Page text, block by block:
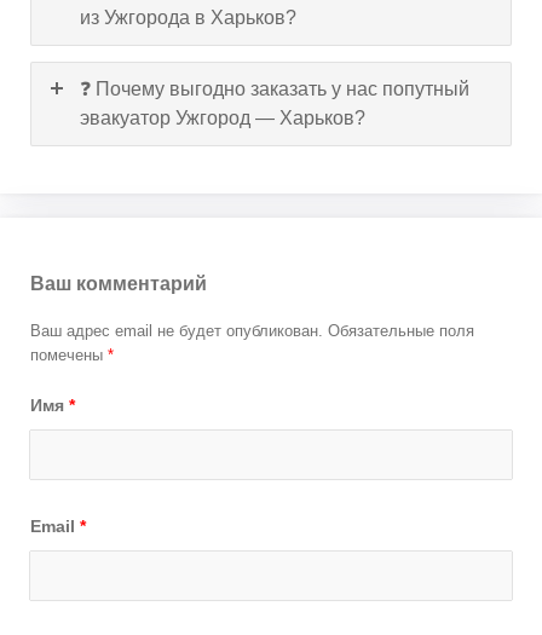
из Ужгорода в Харьков?
❓ Почему выгодно заказать у нас попутный
эвакуатор Ужгород — Харьков?
Ваш комментарий
Ваш адрес email не будет опубликован. Обязательные поля
помечены *
Имя *
Email *